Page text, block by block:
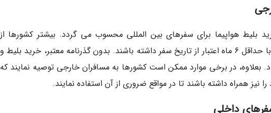
بلیط هواپیما برای سفرهای بین المللی محسوب می گردد. بیشتر کشورها از
مسافران خارجی می خواهند که پاسپورتی با حداقل 6 ماه اعتبار از تاریخ سفر داشته باشند. بدون گذرنامه معتبر، خرید بلیط و
بعلاوه، در برخی موارد ممکن است کشورها به مسافران خارجی توصیه نمایند که
همراه داشته باشند تا در مواقع ضروری از آن استفاده نمایند.
داخلی